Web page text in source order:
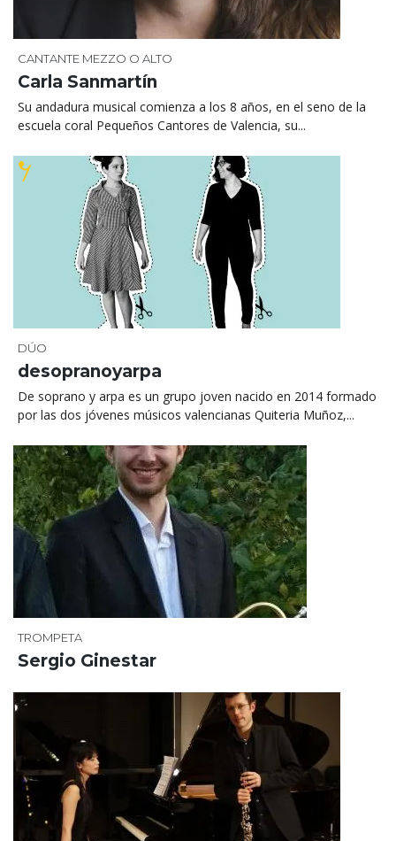
CANTANTE MEZZO O ALTO
Carla Sanmartín
Su andadura musical comienza a los 8 años, en el seno de la
escuela coral Pequeños Cantores de Valencia, su...
DÚO
desopranoyarpa
De soprano y arpa es un grupo joven nacido en 2014 formado
por las dos jóvenes músicos valencianas Quiteria Muñoz,...
TROMPETA
Sergio Ginestar